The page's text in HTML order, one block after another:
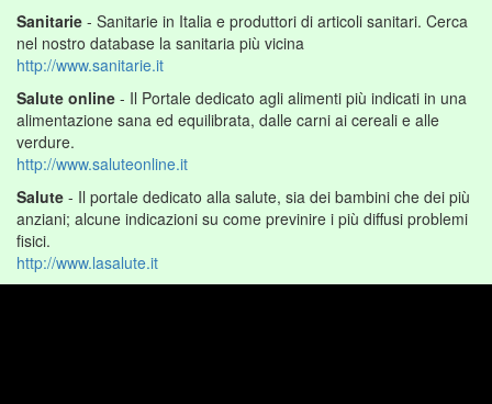
Sanitarie - Sanitarie in Italia e produttori di articoli sanitari. Cerca
nel nostro database la sanitaria più vicina
http://www.sanitarie.it
Salute online - Il Portale dedicato agli alimenti più indicati in una
alimentazione sana ed equilibrata, dalle carni ai cereali e alle
verdure.
http://www.saluteonline.it
Salute - Il portale dedicato alla salute, sia dei bambini che dei più
anziani; alcune indicazioni su come previnire i più diffusi problemi
fisici.
http://www.lasalute.it